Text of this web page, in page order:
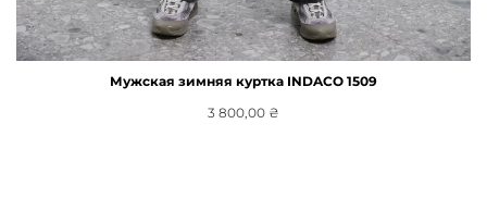
Мужская зимняя куртка INDACO 1509
3 800,00 ₴